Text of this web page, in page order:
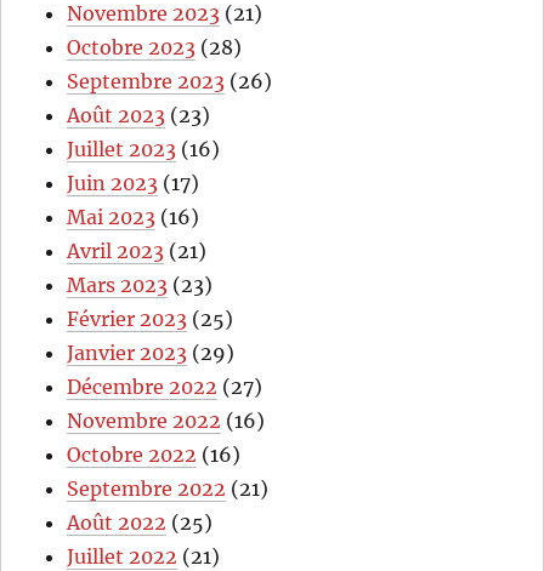
Novembre 2023 (21)
Octobre 2023 (28)
Septembre 2023 (26)
Août 2023 (23)
Juillet 2023 (16)
Juin 2023 (17)
Mai 2023 (16)
Avril 2023 (21)
Mars 2023 (23)
Février 2023 (25)
Janvier 2023 (29)
Décembre 2022 (27)
Novembre 2022 (16)
Octobre 2022 (16)
Septembre 2022 (21)
Août 2022 (25)
Juillet 2022 (21)